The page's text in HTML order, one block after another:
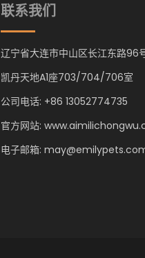
联系我们
辽宁省大连市中山区长江东路96
凯丹天地A1座703/704/706室
公司电话: +86 13052774735
官方网站:
电子邮箱: